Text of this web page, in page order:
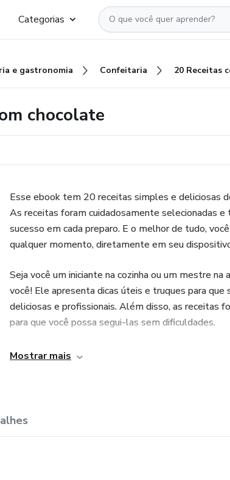
Categorias
e gastronomia Confeitaria
chocolate
Esse ebook tem 20 receitas simples e deliciosas
As receitas foram cuidadosamente selecionadas
sucesso em cada preparo. E o melhor de tudo,
qualquer momento, diretamente em seu
Seja você um iniciante na cozinha ou um mestre
você! Ele apresenta dicas úteis e truques para que
deliciosas e profissionais. Além disso, as receitas
para que você possa segui-las sem dificuldades.
Este ebook é o presente perfeito para quem quer
Mostrar mais